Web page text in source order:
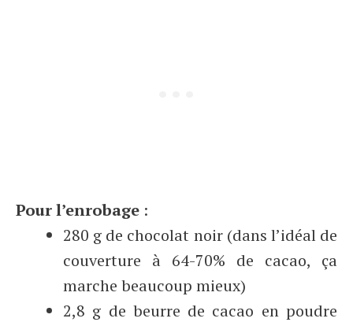
Pour l’enrobage :
280 g de chocolat noir (dans l’idéal de
couverture à 64-70% de cacao, ça
marche beaucoup mieux)
2,8 g de beurre de cacao en poudre